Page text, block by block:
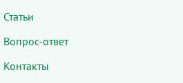
Статьи
Вопрос-ответ
Контакты